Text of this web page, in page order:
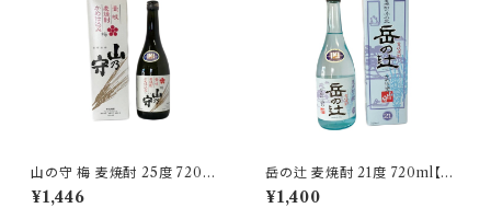
山の守 梅 麦焼酎 25度 720ml
【山の守酒造】
¥1,446
岳の辻 麦焼酎 21度 720ml【山
の守酒造】
¥1,400